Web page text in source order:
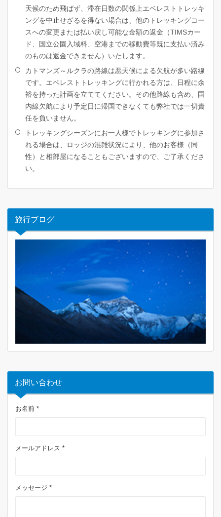
天候のため飛ばず、滞在日数の関係上エベレストトレッキ
ングを中止せざるを得ない場合は、他のトレッキングコー
スへの変更または払い戻し可能な金額の返金（TIMSカー
ド、国立公園入域料、空港までの移動費等既に支払い済み
のものは返金できません）いたします。
カトマンズ～ルクラの路線は悪天候による欠航が多い路線
です。エベレストトレッキングに行かれる方は、日程に余
裕を持った計画を立ててください。その他路線も含め、国
内線欠航により予定日に帰国できなくても弊社では一切責
任を負いません。
トレッキングシーズンにお一人様でトレッキングに参加さ
れる場合は、ロッジの混雑状況により、他のお客様（同
性）と相部屋になることもございますので、ご了承くださ
い。
旅行ブログ
お問い合わせ
お名前 *
メールアドレス *
メッセージ *